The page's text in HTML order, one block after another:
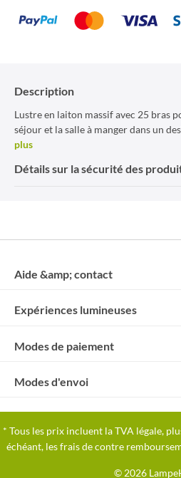
Description
Lustre en laiton massif avec 25 bras
séjour et la salle à manger dans un
plus
Détails sur la sécurité des
Aide &amp; contact
Expériences lumineuses
Modes de paiement
Modes d'envoi
* Tous les prix incluent la TVA légale,
échéant, les frais de contre
© 2026